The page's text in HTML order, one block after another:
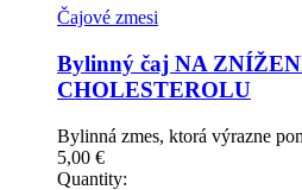
Čajové zmesi
Bylinný čaj NA
CHOLESTEROLU
Bylinná zmes, ktorá výrazne
5,00 €
Quantity: